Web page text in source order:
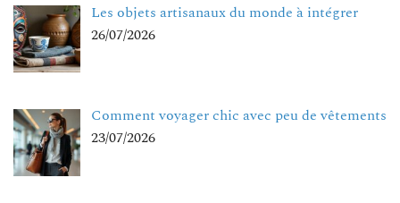
Les objets artisanaux du monde à intégrer
26/07/2026
Comment voyager chic avec peu de vêtements
23/07/2026